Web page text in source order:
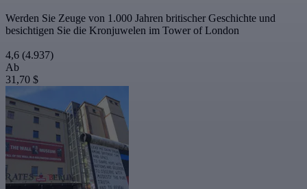
Werden Sie Zeuge von 1.000 Jahren britischer Geschichte und
besichtigen Sie die Kronjuwelen im Tower of London
4,6 (4.937)
Ab
31,70 $